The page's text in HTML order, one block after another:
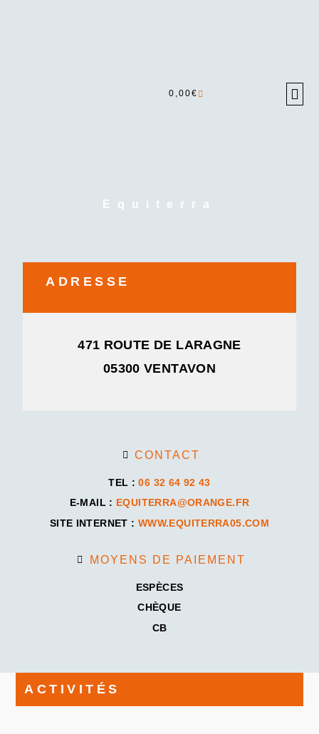
0,00€
Equiterra
ADRESSE
471 ROUTE DE LARAGNE
05300 VENTAVON
CONTACT
TEL :06 32 64 92 43
E-MAIL : EQUITERRA@ORANGE.FR
SITE INTERNET : WWW.EQUITERRA05.COM
MOYENS DE PAIEMENT
ESPÈCES
CHÈQUE
CB
ACTIVITÉS